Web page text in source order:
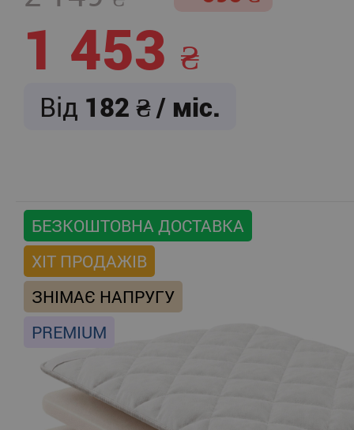
1 453
Від 182 / міс.
БЕЗКОШТОВНА ДОСТАВКА
ХІТ ПРОДАЖІВ
ЗНІМАЄ НАПРУГУ
PREMIUM